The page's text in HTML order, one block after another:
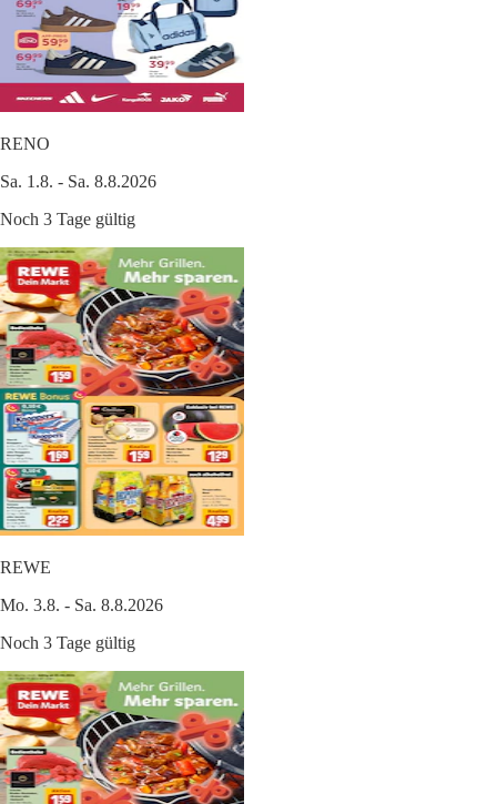
RENO
Sa. 1.8. - Sa. 8.8.2026
Noch 3 Tage gültig
REWE
Mo. 3.8. - Sa. 8.8.2026
Noch 3 Tage gültig